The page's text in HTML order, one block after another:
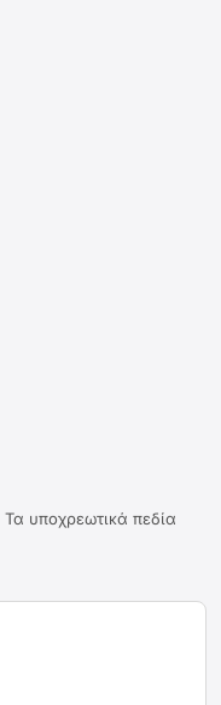
Τα υποχρεωτικά πεδία